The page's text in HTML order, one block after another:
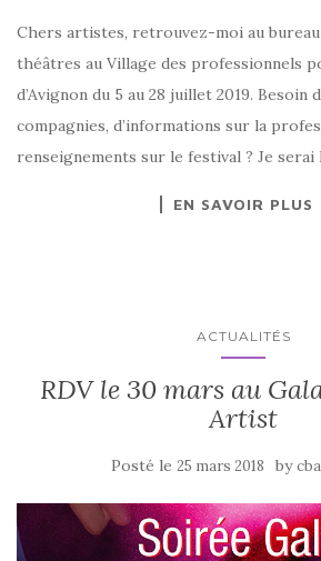
Chers artistes, retrouvez-moi au
théâtres au Village des professionnels
d’Avignon du 5 au 28 juillet 2019. Besoin
compagnies, d’informations sur la
renseignements sur le festival ? Je serai
EN SAVOIR PLUS
ACTUALITÉS
RDV le 30 mars au
Artist
Posté le 25 mars 2018 by